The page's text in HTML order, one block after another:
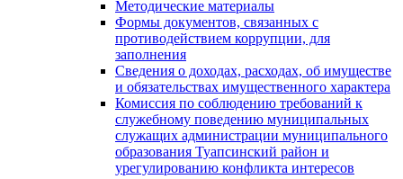
Методические материалы
Формы документов, связанных с
противодействием коррупции, для
заполнения
Сведения о доходах, расходах, об имуществе
и обязательствах имущественного характера
Комиссия по соблюдению требований к
служебному поведению муниципальных
служащих администрации муниципального
образования Туапсинский район и
урегулированию конфликта интересов